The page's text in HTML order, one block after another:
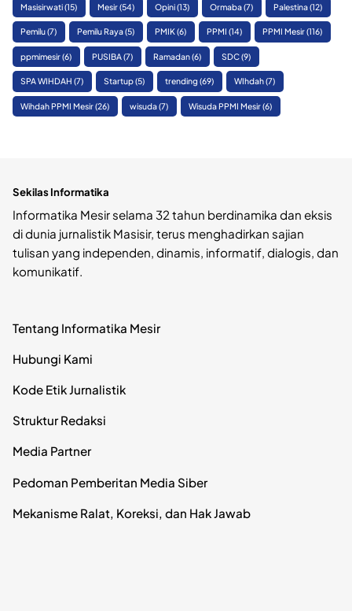
Masisirwati(15) Mesir(54) Opini(13) Ormaba(7) Palestina(12)
Pemilu(7) Pemilu Raya(5) PMIK(6) PPMI (14) PPMI Mesir(116)
ppmimesir(6) PUSIBA(7) Ramadan(6) SDC(9)
SPA WIHDAH (7) Startup(5) trending (69) WIhdah(7)
Wihdah PPMI Mesir(26) wisuda(7) Wisuda PPMI Mesir(6)
Sekilas Informatika
Informatika Mesir selama 32 tahun berdinamika dan eksis
di dunia jurnalistik Masisir, terus menghadirkan sajian
tulisan yang independen, dinamis, informatif, dialogis, dan
komunikatif.
Tentang Informatika Mesir
Hubungi Kami
Kode Etik Jurnalistik
Struktur Redaksi
Media Partner
Pedoman Pemberitan Media Siber
Mekanisme Ralat, Koreksi, dan Hak Jawab